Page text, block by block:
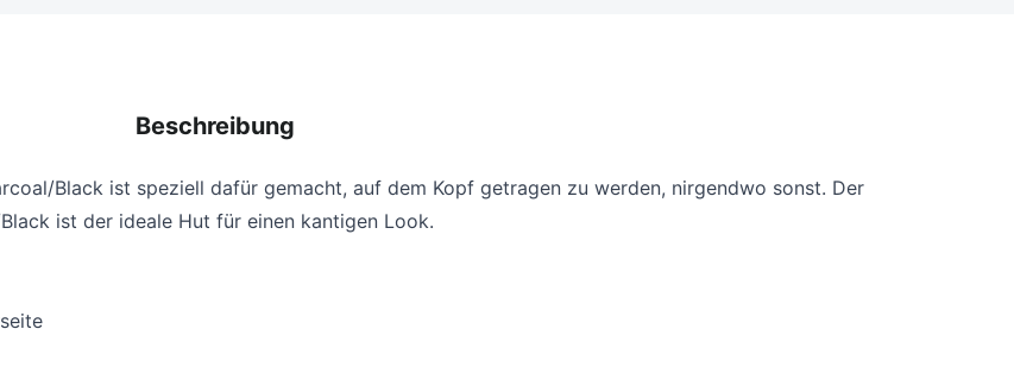
Beschreibung
Black ist speziell dafür gemacht, auf dem Kopf getragen zu werden, nirgendwo sonst. Der
ist der ideale Hut für einen kantigen Look.